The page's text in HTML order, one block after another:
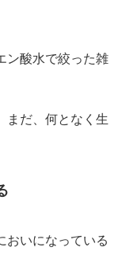
ン酸水で絞った雑
まだ、何となく生
おいになっている